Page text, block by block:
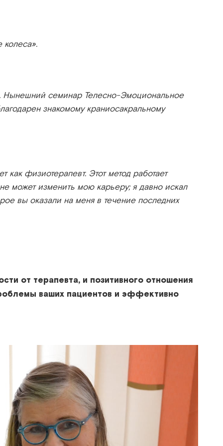
колеса».
Нынешний семинар Телесно-Эмоциональное
знакомому краниосакральному
физиотерапевт. Этот метод работает
может изменить мою карьеру; я давно искал
вы оказали на меня в течение последних
от терапевта, и позитивного отношения
ваших пациентов и эффективно